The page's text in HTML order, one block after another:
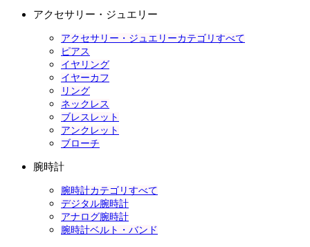
アクセサリー・ジュエリー
アクセサリー・ジュエリーカテゴリすべて
ピアス
イヤリング
イヤーカフ
リング
ネックレス
ブレスレット
アンクレット
ブローチ
腕時計
腕時計カテゴリすべて
デジタル腕時計
アナログ腕時計
腕時計ベルト・バンド